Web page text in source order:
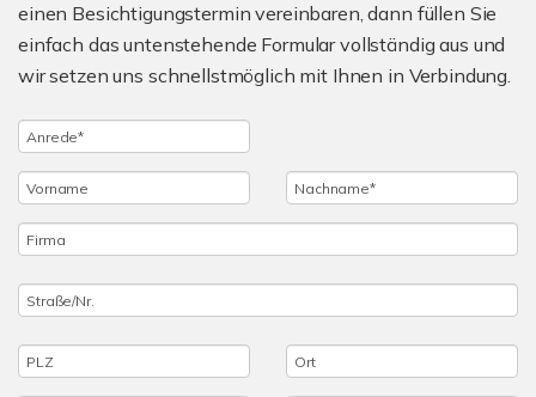
einen Besichtigungstermin vereinbaren, dann füllen Sie
einfach das untenstehende Formular vollständig aus und
wir setzen uns schnellstmöglich mit Ihnen in Verbindung.